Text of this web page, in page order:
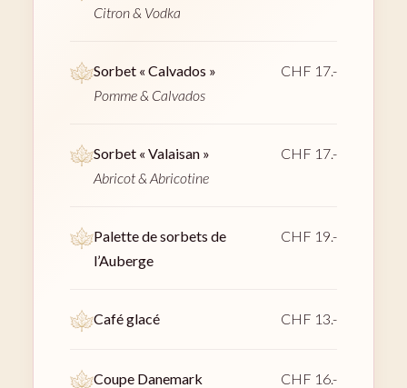
Citron & Vodka
Sorbet « Calvados »
Pomme & Calvados
CHF 17.-
Sorbet « Valaisan »
Abricot & Abricotine
CHF 17.-
Palette de sorbets de
l’Auberge
CHF 19.-
Café glacé CHF 13.-
Coupe Danemark CHF 16.-